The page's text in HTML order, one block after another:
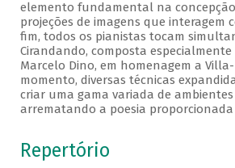
elemento fundamental na
projeções de imagens que interagem
fim, todos os pianistas tocam
Cirandando, composta
Marcelo Dino, em homenagem a Villa-
momento, diversas técnicas
criar uma gama variada de
arrematando a poesia
Repertório